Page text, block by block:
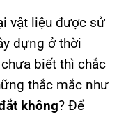
vật liệu được sử
dựng ở thời
biết thì chắc
thắc mắc như
không? Để